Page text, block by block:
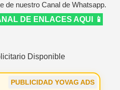
de nuestro Canal de Whatsapp.
DE ENLACES AQUI 📱
Disponible
PUBLICIDAD YOVAG ADS